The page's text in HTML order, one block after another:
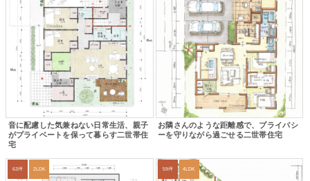
音に配慮した気兼ねない日常生活、親子
がプライベートを保って暮らす二世帯住
宅
お隣さんのような距離感で、プライバシ
ーを守りながら過ごせる二世帯住宅
63坪 2LDK 59坪 4LDK